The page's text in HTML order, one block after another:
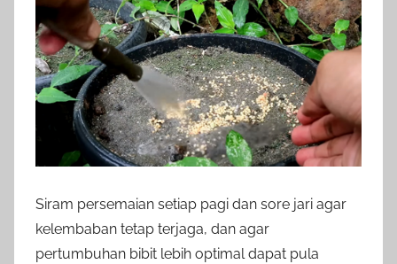
Siram persemaian setiap pagi dan sore jari agar
kelembaban tetap terjaga, dan agar
pertumbuhan bibit lebih optimal dapat pula